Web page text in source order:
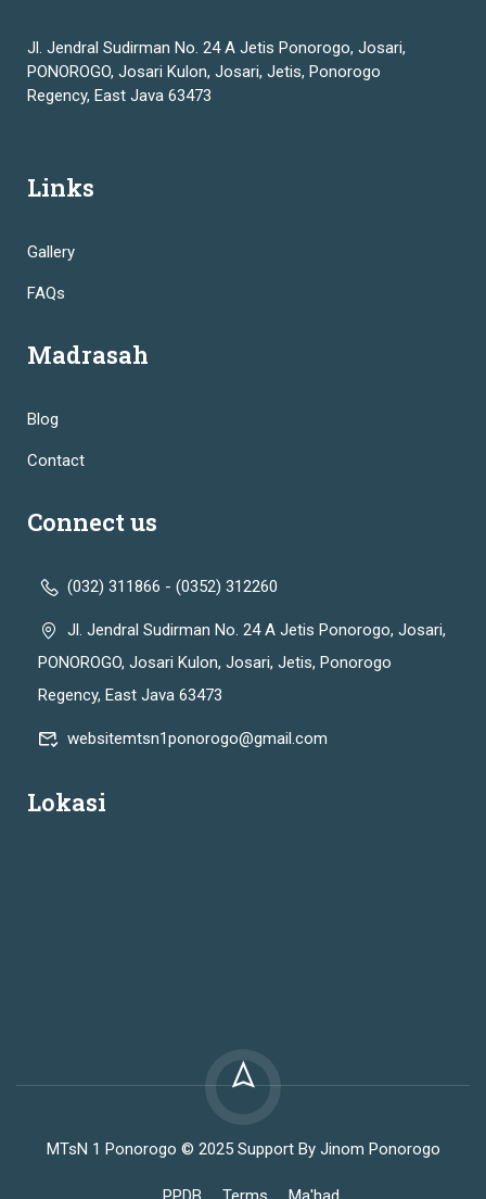
Jl. Jendral Sudirman No. 24 A Jetis Ponorogo, Josari,
PONOROGO, Josari Kulon, Josari, Jetis, Ponorogo
Regency, East Java 63473
Links
Gallery
FAQs
Madrasah
Blog
Contact
Connect us
(032) 311866 - (0352) 312260
Jl. Jendral Sudirman No. 24 A Jetis Ponorogo, Josari,
PONOROGO, Josari Kulon, Josari, Jetis, Ponorogo
Regency, East Java 63473
websitemtsn1ponorogo@gmail.com
Lokasi
MTsN 1 Ponorogo © 2025 Support By Jinom Ponorogo